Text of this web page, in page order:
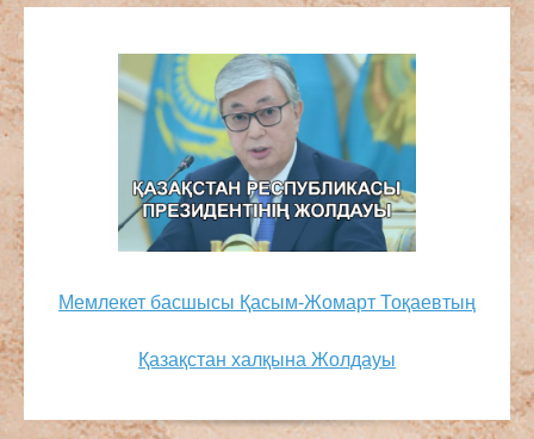
Мемлекет басшысы Қасым-Жомарт Тоқаевтың
Қазақстан халқына Жолдауы